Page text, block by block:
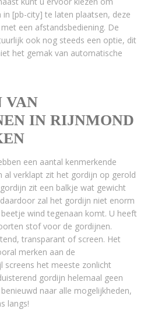
[pb-city] te laten plaatsen, deze
een afstandsbediening. De
ook nog steeds een optie, dit
het gemak van automatische
VAN
IN RIJNMOND
een aantal kenmerkende
al verklapt zit het gordijn op gerold
zit een balkje wat gewicht
zal het gordijn niet enorm
wind tegenaan komt. U heeft
stof voor de gordijnen.
transparant of screen. Het
merken aan de
screens het meeste zonlicht
gordijn helemaal geen
naar alle mogelijkheden,
langs!